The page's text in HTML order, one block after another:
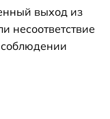
выход из
несоответствие